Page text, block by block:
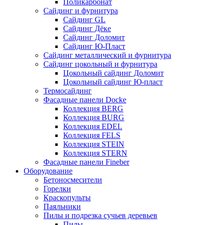
Сайдинг и фурнитура
Сайдинг GL
Сайдинг Дёке
Сайдинг Доломит
Сайдинг Ю-Пласт
Сайдинг металлический и фурнитура
Сайдинг цокольный и фурнитура
Цокольный сайдинг Доломит
Цокольный сайдинг Ю-пласт
Термосайдинг
Фасадные панели Docke
Коллекция BERG
Коллекция BURG
Коллекция EDEL
Коллекция FELS
Коллекция STEIN
Коллекция STERN
Фасадные панели Fineber
Оборудование
Бетоносмесители
Горелки
Краскопульты
Паяльники
Пилы и подрезка сучьев деревьев